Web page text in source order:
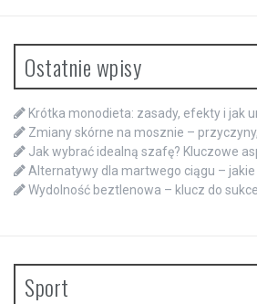
Ostatnie wpisy
Krótka monodieta: zasady, efekty i jak
Zmiany skórne na mosznie –
Jak wybrać idealną szafę? Kluczowe
Alternatywy dla martwego ciągu –
Wydolność beztlenowa – klucz do
Sport